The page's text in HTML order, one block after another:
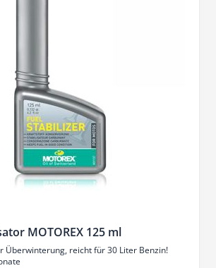
MOTOREX 125 ml
Überwinterung, reicht für 30 Liter Benzin!